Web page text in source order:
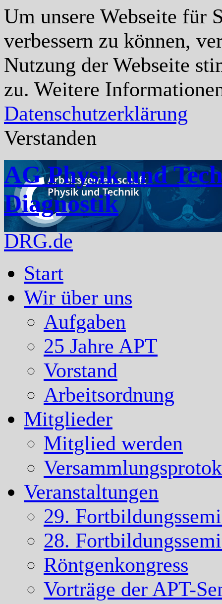
Um unsere Webseite für
verbessern zu können,
Nutzung der Webseite
zu. Weitere
Datenschutzerklärung
Verstanden
AG Physik und
Diagnostik
DRG.de
Start
Wir über uns
Aufgaben
25 Jahre APT
Vorstand
Arbeitsordnung
Mitglieder
Mitglied werden
Veranstaltungen
29.
28.
Röntgenkongress
Vorträge der APT-